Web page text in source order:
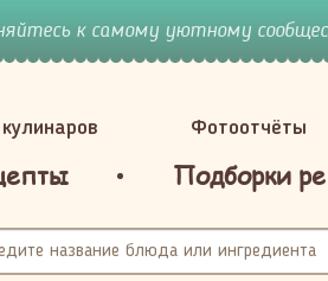
к самому уютному
Фотоотчёты
Подборки